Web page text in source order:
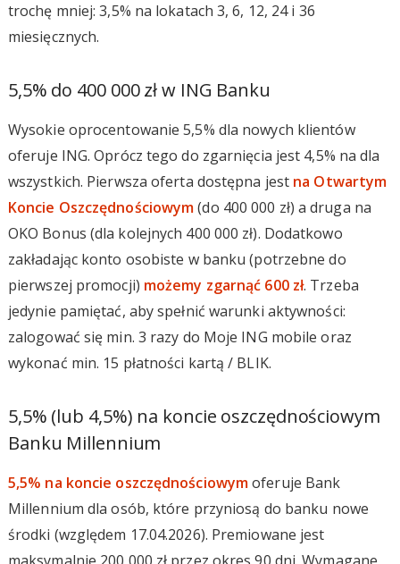
trochę mniej: 3,5% na lokatach 3, 6, 12, 24 i 36
miesięcznych.
5,5% do 400 000 zł w ING Banku
Wysokie oprocentowanie 5,5% dla nowych klientów
oferuje ING. Oprócz tego do zgarnięcia jest 4,5% na dla
wszystkich. Pierwsza oferta dostępna jest na Otwartym
Koncie Oszczędnościowym(do 400 000 zł) a druga na
OKO Bonus (dla kolejnych 400 000 zł). Dodatkowo
zakładając konto osobiste w banku (potrzebne do
pierwszej promocji) możemy zgarnąć 600 zł. Trzeba
jedynie pamiętać, aby spełnić warunki aktywności:
zalogować się min. 3 razy do Moje ING mobile oraz
wykonać min. 15 płatności kartą / BLIK.
5,5% (lub 4,5%) na koncie oszczędnościowym
Banku Millennium
5,5% na koncie oszczędnościowymoferuje Bank
Millennium dla osób, które przyniosą do banku nowe
środki (względem 17.04.2026). Premiowane jest